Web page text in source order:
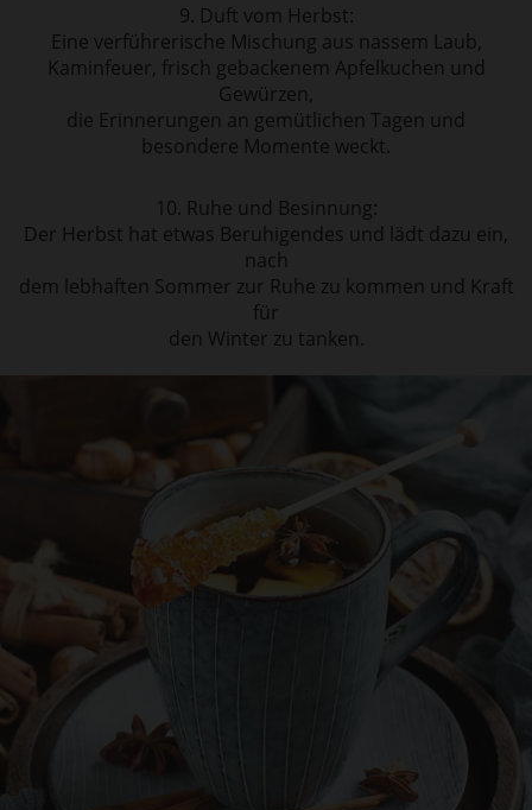
9. Duft vom Herbst:
Eine verführerische Mischung aus nassem Laub,
Kaminfeuer, frisch gebackenem Apfelkuchen und
Gewürzen,
die Erinnerungen an gemütlichen Tagen und
besondere Momente weckt.
10. Ruhe und Besinnung:
Der Herbst hat etwas Beruhigendes und lädt dazu ein,
nach
dem lebhaften Sommer zur Ruhe zu kommen und Kraft
für
den Winter zu tanken.